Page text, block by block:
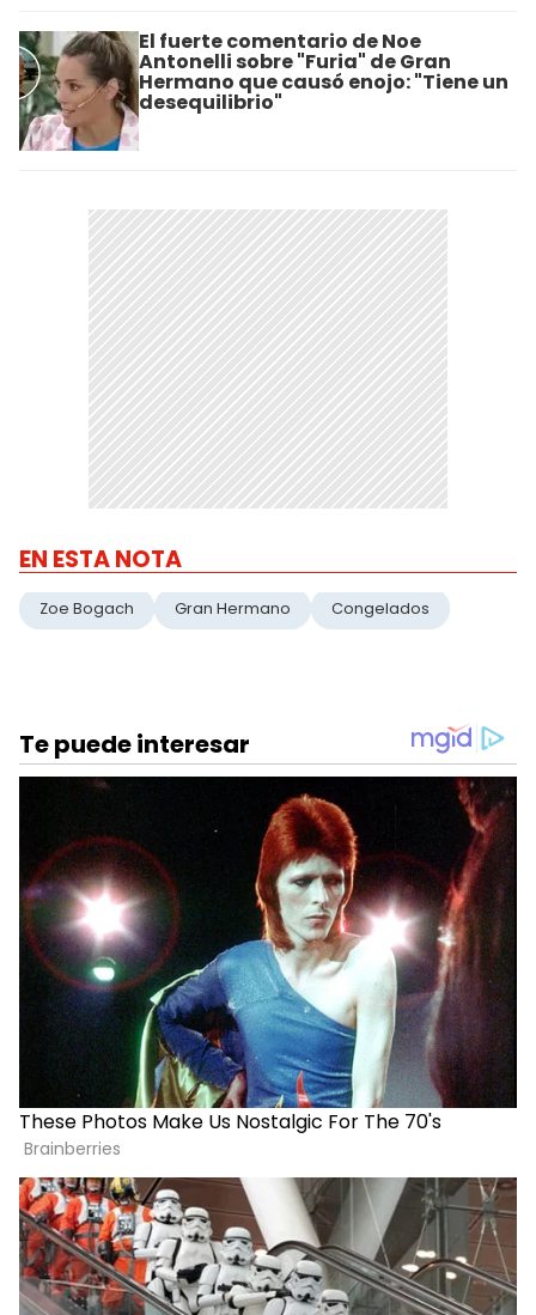
El fuerte comentario de Noe
Antonelli sobre "Furia" de Gran
Hermano que causó enojo: "Tiene un
desequilibrio"
EN ESTA NOTA
Zoe Bogach Gran Hermano Congelados